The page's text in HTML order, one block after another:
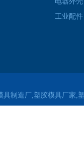
工业配件
制造厂,塑胶模具厂家,